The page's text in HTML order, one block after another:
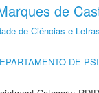
de
de Ciências e
DE